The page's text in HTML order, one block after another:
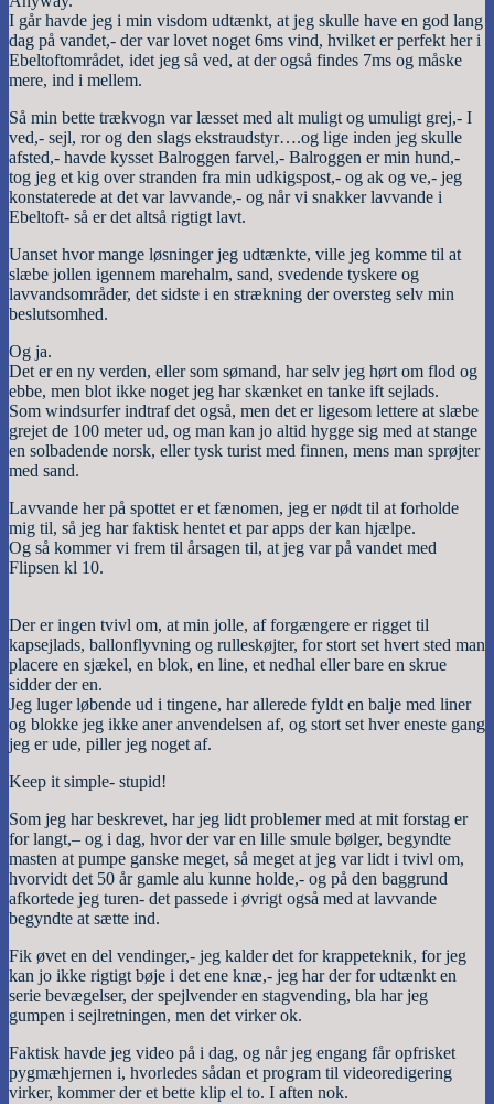
I går havde jeg i min visdom udtænkt, at jeg skulle have en god lang
dag på vandet,- der var lovet noget 6ms vind, hvilket er perfekt her i
Ebeltoftområdet, idet jeg så ved, at der også findes 7ms og måske
mere, ind i mellem.
Så min bette trækvogn var læsset med alt muligt og umuligt grej,- I
ved,- sejl, ror og den slags ekstraudstyr….og lige inden jeg skulle
afsted,- havde kysset Balroggen farvel,- Balroggen er min hund,-
tog jeg et kig over stranden fra min udkigspost,- og ak og ve,- jeg
konstaterede at det var lavvande,- og når vi snakker lavvande i
Ebeltoft- så er det altså rigtigt lavt.
Uanset hvor mange løsninger jeg udtænkte, ville jeg komme til at
slæbe jollen igennem marehalm, sand, svedende tyskere og
lavvandsområder, det sidste i en strækning der oversteg selv min
beslutsomhed.
Og ja.
Det er en ny verden, eller som sømand, har selv jeg hørt om flod og
ebbe, men blot ikke noget jeg har skænket en tanke ift sejlads.
Som windsurfer indtraf det også, men det er ligesom lettere at slæbe
grejet de 100 meter ud, og man kan jo altid hygge sig med at stange
en solbadende norsk, eller tysk turist med finnen, mens man sprøjter
med sand.
Lavvande her på spottet er et fænomen, jeg er nødt til at forholde
mig til, så jeg har faktisk hentet et par apps der kan hjælpe.
Og så kommer vi frem til årsagen til, at jeg var på vandet med
Flipsen kl 10.
Der er ingen tvivl om, at min jolle, af forgængere er rigget til
kapsejlads, ballonflyvning og rulleskøjter, for stort set hvert sted man
placere en sjækel, en blok, en line, et nedhal eller bare en skrue
sidder der en.
Jeg luger løbende ud i tingene, har allerede fyldt en balje med liner
og blokke jeg ikke aner anvendelsen af, og stort set hver eneste gang
jeg er ude, piller jeg noget af.
Keep it simple- stupid!
Som jeg har beskrevet, har jeg lidt problemer med at mit forstag er
for langt,– og i dag, hvor der var en lille smule bølger, begyndte
masten at pumpe ganske meget, så meget at jeg var lidt i tvivl om,
hvorvidt det 50 år gamle alu kunne holde,- og på den baggrund
afkortede jeg turen- det passede i øvrigt også med at lavvande
begyndte at sætte ind.
Fik øvet en del vendinger,- jeg kalder det for krappeteknik, for jeg
kan jo ikke rigtigt bøje i det ene knæ,- jeg har der for udtænkt en
serie bevægelser, der spejlvender en stagvending, bla har jeg
gumpen i sejlretningen, men det virker ok.
Faktisk havde jeg video på i dag, og når jeg engang får opfrisket
pygmæhjernen i, hvorledes sådan et program til videoredigering
virker, kommer der et bette klip el to. I aften nok.